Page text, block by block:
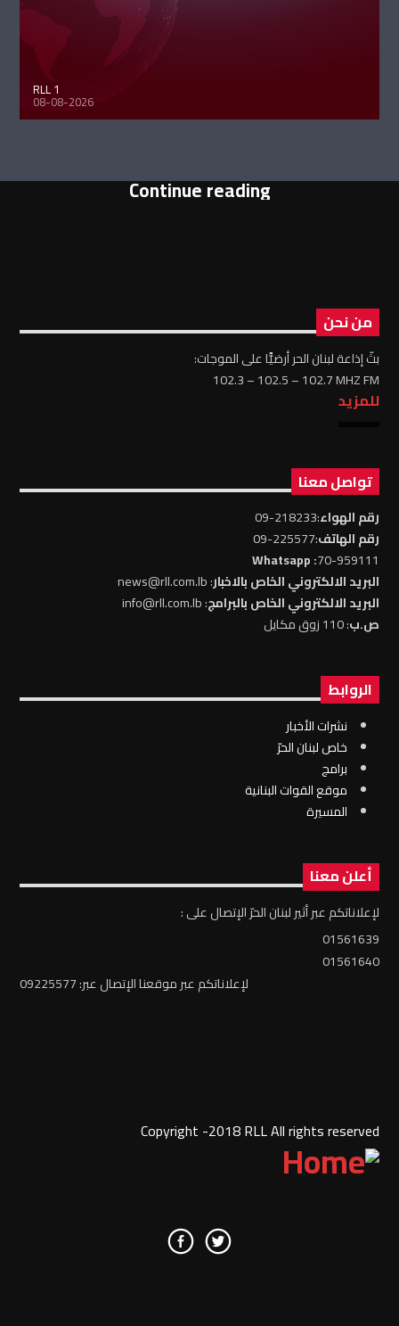
RLL 1
08-08-2026
Continue reading
من نحن
بثّ إذاعة لبنان الحر أرضيًّا على الموجات:
102.3 – 102.5 – 102.7 MHZ FM
للمزيد
تواصل معنا
رقم الهواء:218233-09
رقم الهاتف:225577-09
70-959111
: Whatsapp
البريد الالكتروني الخاص بالاخبار: news@rll.com.lb
البريد الالكتروني الخاص بالبرامج: info@rll.com.lb
ص.ب: 110 زوق مكايل
الروابط
نشرات الأخبار
خاص لبنان الحرّ
برامج
موقع القوات البنانية
المسيرة
أعلن معنا
لإعلاناتكم عبر أثير لبنان الحرّ الإتصال على :
01561639
01561640
لإعلاناتكم عبر موقعنا الإتصال عبر: 09225577
Copyright -2018 RLL All rights reserved